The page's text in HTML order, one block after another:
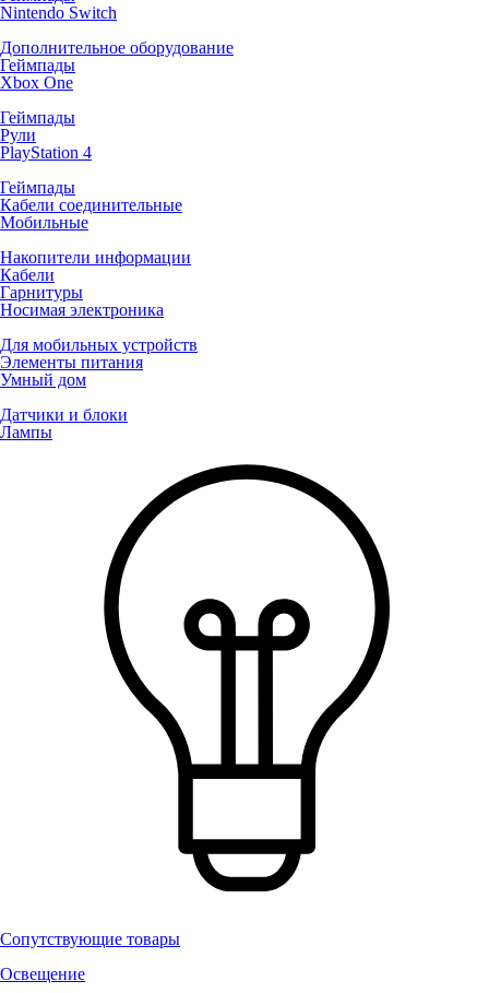
Nintendo Switch
Дополнительное оборудование
Геймпады
Xbox One
Геймпады
Рули
PlayStation 4
Геймпады
Кабели соединительные
Мобильные
Накопители информации
Кабели
Гарнитуры
Носимая электроника
Для мобильных устройств
Элементы питания
Умный дом
Датчики и блоки
Лампы
Сопутствующие товары
Освещение